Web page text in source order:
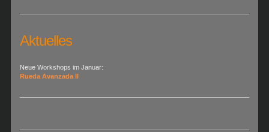
Aktuelles
Neue Workshops im Januar:
Rueda Avanzada II